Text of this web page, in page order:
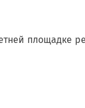
площадке